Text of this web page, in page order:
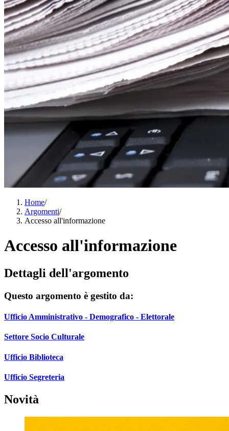
Home/
Argomenti/
Accesso all'informazione
Accesso all'informazione
Dettagli dell'argomento
Questo argomento è gestito da:
Ufficio Amministrativo - Demografico - Elettorale
Settore Socio Culturale
Ufficio Biblioteca
Ufficio Segreteria
Novità